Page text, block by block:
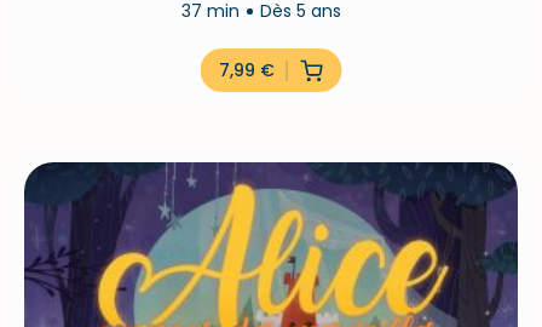
37 min Dès 5 ans
7,99 €